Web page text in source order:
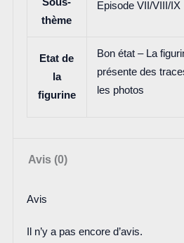
thème
Episode VII/VIII/IX
Etat de
la
figurine
Bon état – La
présente des
les photos
Avis (0)
Avis
Il n’y a pas encore d’avis.